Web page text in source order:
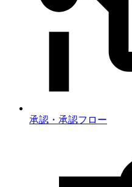
承認・承認フロー